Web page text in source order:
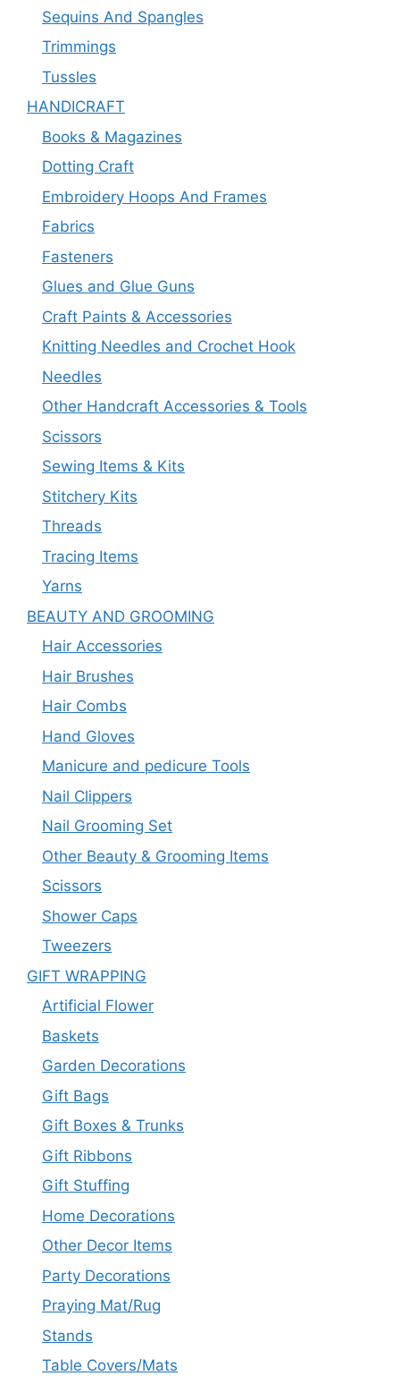
Sequins And Spangles
Trimmings
Tussles
HANDICRAFT
Books & Magazines
Dotting Craft
Embroidery Hoops And Frames
Fabrics
Fasteners
Glues and Glue Guns
Craft Paints & Accessories
Knitting Needles and Crochet Hook
Needles
Other Handcraft Accessories & Tools
Scissors
Sewing Items & Kits
Stitchery Kits
Threads
Tracing Items
Yarns
BEAUTY AND GROOMING
Hair Accessories
Hair Brushes
Hair Combs
Hand Gloves
Manicure and pedicure Tools
Nail Clippers
Nail Grooming Set
Other Beauty & Grooming Items
Scissors
Shower Caps
Tweezers
GIFT WRAPPING
Artificial Flower
Baskets
Garden Decorations
Gift Bags
Gift Boxes & Trunks
Gift Ribbons
Gift Stuffing
Home Decorations
Other Decor Items
Party Decorations
Praying Mat/Rug
Stands
Table Covers/Mats